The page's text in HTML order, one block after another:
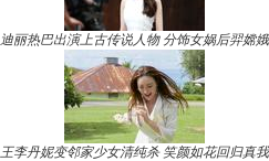
迪丽热巴出演上古传说人物 分饰女娲后羿嫦娥
王李丹妮变邻家少女清纯杀 笑颜如花回归真我